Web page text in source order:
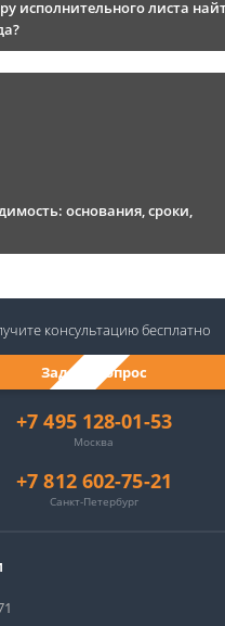
исполнительного листа
основания, сроки,
+7 495 128-01-53
Москва
+7 812 602-75-21
Санкт-Петербург
Задать вопрос
консультациюбесплатно